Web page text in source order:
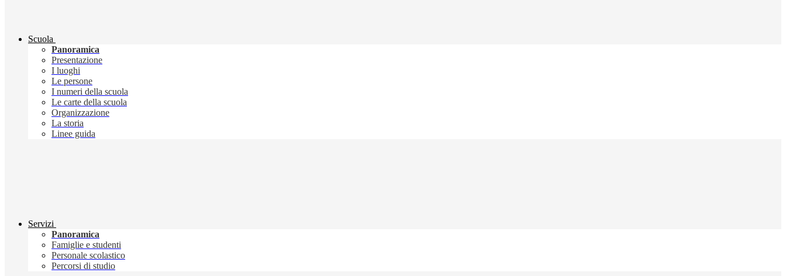
Scuola
Panoramica
Presentazione
I luoghi
Le persone
I numeri della scuola
Le carte della scuola
Organizzazione
La storia
Linee guida
Servizi
Panoramica
Famiglie e studenti
Personale scolastico
Percorsi di studio